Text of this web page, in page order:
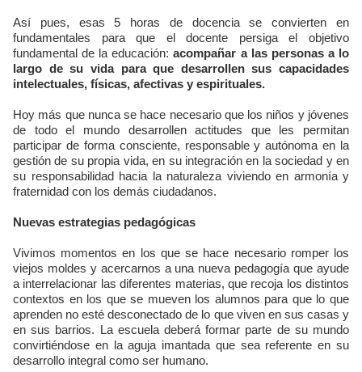
Así pues, esas 5 horas de docencia se convierten en
fundamentales para que el docente persiga el objetivo
fundamental de la educación:acompañar a las personas a lo
largo de su vida para que desarrollen sus capacidades
intelectuales, físicas, afectivas y espirituales.
Hoy más que nunca se hace necesario que los niños y jóvenes
de todo el mundo desarrollen actitudes que les permitan
participar de forma consciente, responsable y autónoma en la
gestión de su propia vida, en su integración en la sociedad y en
su responsabilidad hacia la naturaleza viviendo en armonía y
fraternidad con los demás ciudadanos.
Nuevas estrategias pedagógicas
Vivimos momentos en los que se hace necesario romper los
viejos moldes y acercarnos a una nueva pedagogía que ayude
a interrelacionar las diferentes materias, que recoja los distintos
contextos en los que se mueven los alumnos para que lo que
aprenden no esté desconectado de lo que viven en sus casas y
en sus barrios. La escuela deberá formar parte de su mundo
convirtiéndose en la aguja imantada que sea referente en su
desarrollo integral como ser humano.